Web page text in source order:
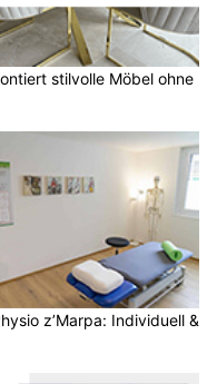
stilvolle Möbel ohne
z’Marpa: Individuell &